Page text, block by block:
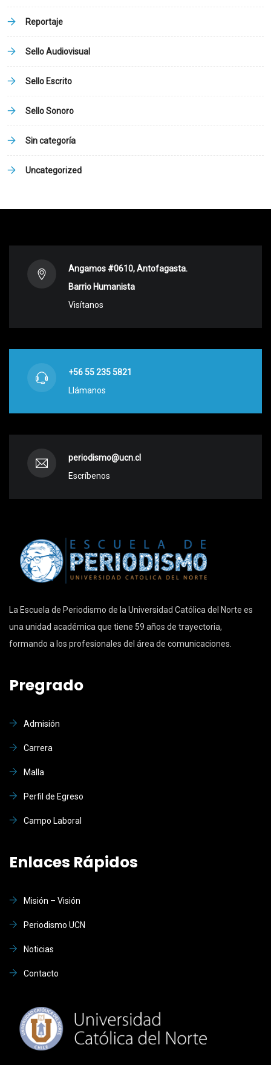
Reportaje
Sello Audiovisual
Sello Escrito
Sello Sonoro
Sin categoría
Uncategorized
Angamos #0610, Antofagasta.
Barrio Humanista
Visítanos
+56 55 235 5821
Llámanos
periodismo@ucn.cl
Escríbenos
La Escuela de Periodismo de la Universidad Católica del Norte es
una unidad académica que tiene 59 años de trayectoria,
formando a los profesionales del área de comunicaciones.
Pregrado
Admisión
Carrera
Malla
Perfil de Egreso
Campo Laboral
Enlaces Rápidos
Misión – Visión
Periodismo UCN
Noticias
Contacto